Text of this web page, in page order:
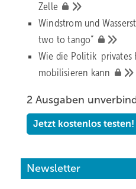
Zelle
Windstrom und
two totango“
Wie die Politik privates
mobilisieren kann
2 Ausgaben
Jetzt kostenlos testen!
Newsletter